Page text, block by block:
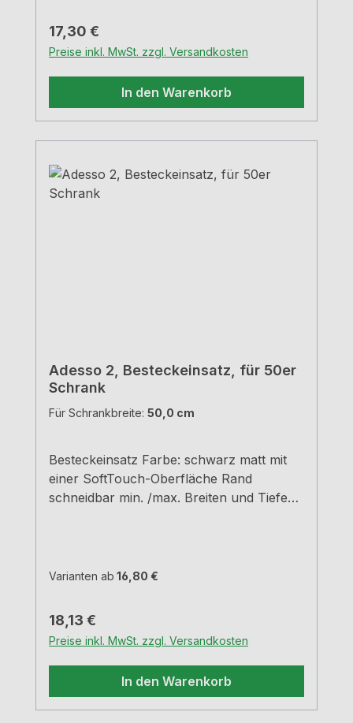
Regulärer Preis:
17,30 €
Preise inkl. MwSt. zzgl. Versandkosten
In den Warenkorb
Adesso 2, Besteckeinsatz, für 50er
Schrank
Für Schrankbreite: 50,0 cm
Besteckeinsatz Farbe: schwarz matt mit
einer SoftTouch-Oberfläche Rand
schneidbar min. /max. Breiten und Tiefen
Varianten ab 16,80 €
Regulärer Preis:
18,13 €
Preise inkl. MwSt. zzgl. Versandkosten
In den Warenkorb